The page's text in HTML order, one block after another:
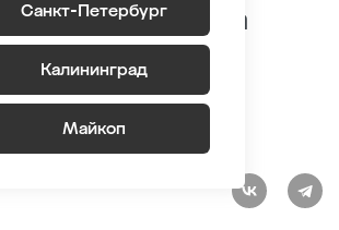
Санкт-Петербург
Калининград
Майкоп
строительства
компании
трест» в
г.